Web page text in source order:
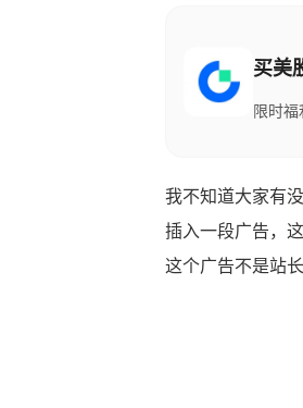
买美
限时
我不知道大家有
插入一段广告，
这个广告不是站